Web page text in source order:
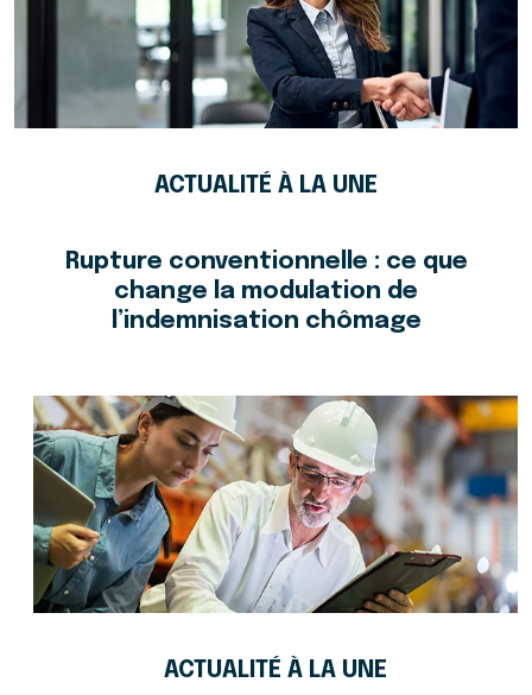
ACTUALITÉ À LA UNE
Rupture conventionnelle : ce que
change la modulation de
l’indemnisation chômage
ACTUALITÉ À LA UNE